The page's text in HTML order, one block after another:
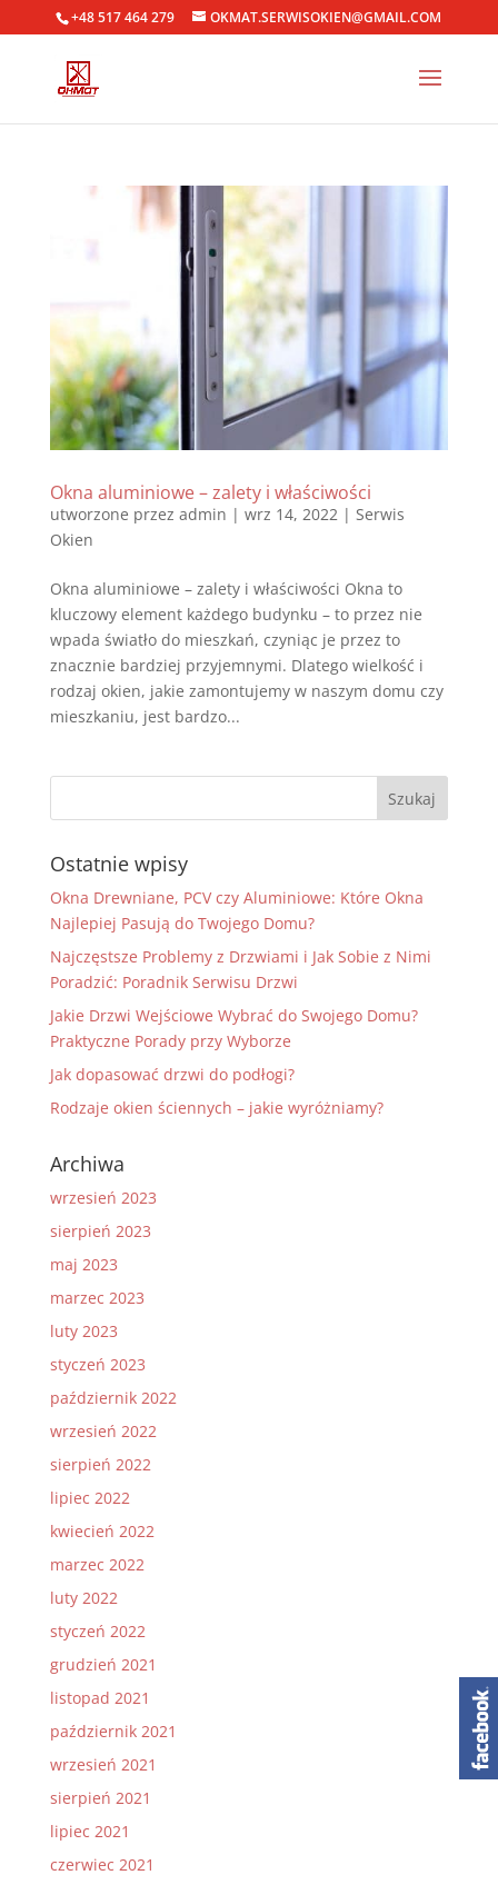
+48 517 464 279 OKMAT.SERWISOKIEN@GMAIL.COM
Okna aluminiowe – zalety i właściwości
utworzone przez admin | wrz 14, 2022| Serwis
Okien
Okna aluminiowe – zalety i właściwości Okna to
kluczowy element każdego budynku – to przez nie
wpada światło do mieszkań, czyniąc je przez to
znacznie bardziej przyjemnymi. Dlatego wielkość i
rodzaj okien, jakie zamontujemy w naszym domu czy
mieszkaniu, jest bardzo...
Ostatnie wpisy
Okna Drewniane, PCV czy Aluminiowe: Które Okna
Najlepiej Pasują do Twojego Domu?
Najczęstsze Problemy z Drzwiami i Jak Sobie z Nimi
Poradzić: Poradnik Serwisu Drzwi
Jakie Drzwi Wejściowe Wybrać do Swojego Domu?
Praktyczne Porady przy Wyborze
Jak dopasować drzwi do podłogi?
Rodzaje okien ściennych – jakie wyróżniamy?
Archiwa
wrzesień 2023
sierpień 2023
maj 2023
marzec 2023
luty 2023
styczeń 2023
październik 2022
wrzesień 2022
sierpień 2022
lipiec 2022
kwiecień 2022
marzec 2022
luty 2022
styczeń 2022
grudzień 2021
listopad 2021
październik 2021
wrzesień 2021
sierpień 2021
lipiec 2021
czerwiec 2021